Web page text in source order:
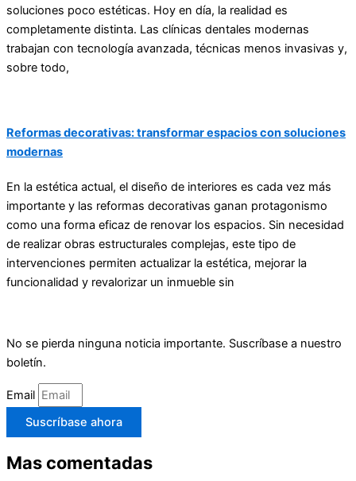
soluciones poco estéticas. Hoy en día, la realidad es
completamente distinta. Las clínicas dentales modernas
trabajan con tecnología avanzada, técnicas menos invasivas y,
sobre todo,
Reformas decorativas: transformar espacios con soluciones
modernas
En la estética actual, el diseño de interiores es cada vez más
importante y las reformas decorativas ganan protagonismo
como una forma eficaz de renovar los espacios. Sin necesidad
de realizar obras estructurales complejas, este tipo de
intervenciones permiten actualizar la estética, mejorar la
funcionalidad y revalorizar un inmueble sin
No se pierda ninguna noticia importante. Suscríbase a nuestro
boletín.
Email
Suscríbase ahora
Mas comentadas